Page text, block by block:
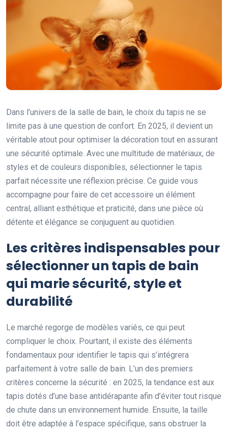
Dans l’univers de la salle de bain, le choix du tapis ne se
limite pas à une question de confort. En 2025, il devient un
véritable atout pour optimiser la décoration tout en assurant
une sécurité optimale. Avec une multitude de matériaux, de
styles et de couleurs disponibles, sélectionner le tapis
parfait nécessite une réflexion précise. Ce guide vous
accompagne pour faire de cet accessoire un élément
central, alliant esthétique et praticité, dans une pièce où
détente et élégance se conjuguent au quotidien.
Les critères indispensables pour
sélectionner un tapis de bain
qui marie sécurité, style et
durabilité
Le marché regorge de modèles variés, ce qui peut
compliquer le choix. Pourtant, il existe des éléments
fondamentaux pour identifier le tapis qui s’intégrera
parfaitement à votre salle de bain. L’un des premiers
critères concerne la sécurité : en 2025, la tendance est aux
tapis dotés d’une base antidérapante afin d’éviter tout risque
de chute dans un environnement humide. Ensuite, la taille
doit être adaptée à l’espace spécifique, sans obstruer la